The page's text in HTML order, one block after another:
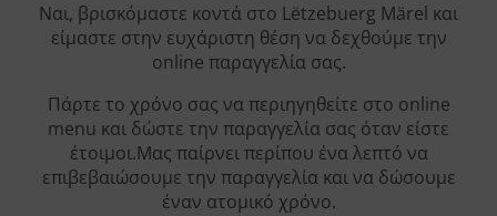
Ναι, βρισκόμαστε κοντά στο Lëtzebuerg Märel και
είμαστε στην ευχάριστη θέση να δεχθούμε την
online παραγγελία σας.
Πάρτε το χρόνο σας να περιηγηθείτε στο online
menu και δώστε την παραγγελία σας όταν είστε
έτοιμοι.Μας παίρνει περίπου ένα λεπτό να
επιβεβαιώσουμε την παραγγελία και να δώσουμε
έναν ατομικό χρόνο.